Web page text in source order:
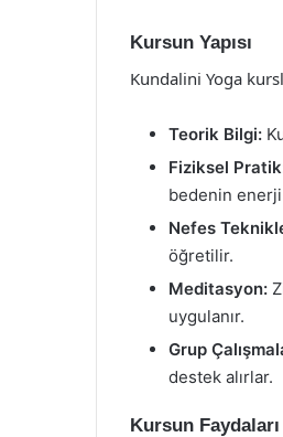
Kursun Yapısı
Kundalini Yoga
Teorik Bilgi:
Fiziksel
bedenin enerji
Nefes
öğretilir.
Meditasyon:
uygulanır.
Grup
destek alırlar.
Kursun Faydaları